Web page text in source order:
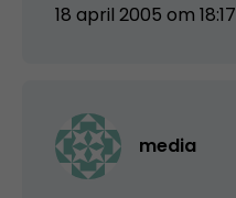
18 april 2005 om 18:17
media